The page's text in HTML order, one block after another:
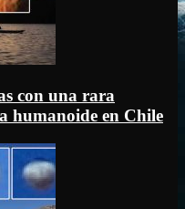
con una rara
humanoide en Chile